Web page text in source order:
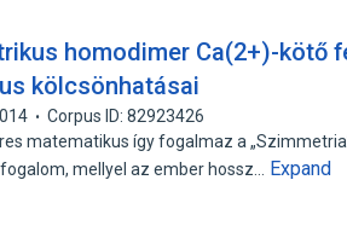
homodimer Ca(2+)-kötő
kölcsönhatásai
Corpus ID: 82923426
matematikus így fogalmaz a
mellyel az ember hossz…
Expand